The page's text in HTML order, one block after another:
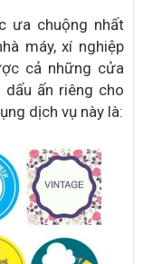
ưa chuộng nhất
máy, xí nghiệp
cả những cửa
ấn riêng cho
dịch vụ này là: